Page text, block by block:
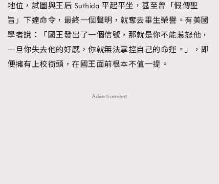
時裝心理學
煲劇日常 334
玩物壯志 1
當巨蟹座遇上處女座 Tyson Yoshi x 林家謙
地位，試圖與王后 Suthida 平起平坐，甚至曾「假傳聖
旨」下達命令，最終一個聲明，就奪去畢生榮譽。有美國
學者說：「國王發出了一個信號，那就是你不能惹怒他，
一旦你失去他的好感，你就無法掌控自己的命運。」，即
便擁有上校銜頭，在國王面前根本不值一提。
Advertisement